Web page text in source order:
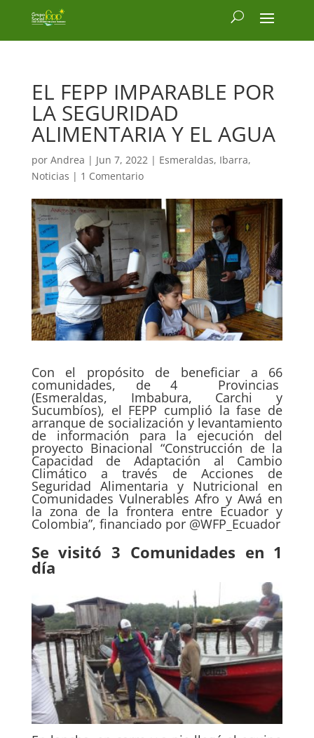
EL FEPP IMPARABLE POR
LA SEGURIDAD
ALIMENTARIA Y EL AGUA
por Andrea | Jun 7, 2022| Esmeraldas, Ibarra,
Noticias | 1 Comentario
Con el propósito de beneficiar a 66
comunidades, de 4 Provincias
(Esmeraldas, Imbabura, Carchi y
Sucumbíos), el FEPP cumplió la fase de
arranque de socialización y levantamiento
de información para la ejecución del
proyecto Binacional “Construcción de la
Capacidad de Adaptación al Cambio
Climático a través de Acciones de
Seguridad Alimentaria y Nutricional en
Comunidades Vulnerables Afro y Awá en
la zona de la frontera entre Ecuador y
Colombia”, financiado por @WFP_Ecuador
Se visitó 3 Comunidades en 1
día